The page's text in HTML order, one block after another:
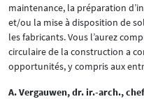
maintenance, la préparation
et/ou la mise à disposition de
les fabricants. Vous l’aurez
circulaire de la construction a
opportunités, y compris aux
A. Vergauwen, dr. ir.-arch.,